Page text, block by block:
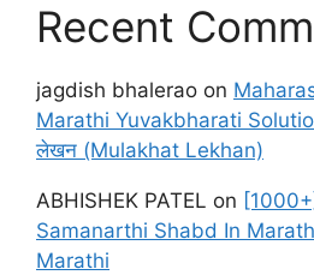
Recent
jagdish bhalerao on
Marathi Yuvakbharati
लेखन (Mulakhat Lekhan)
ABHISHEK PATEL on [1000+]
Samanarthi Shabd In
Marathi